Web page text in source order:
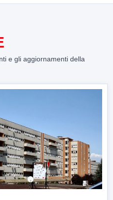
e gli aggiornamenti della